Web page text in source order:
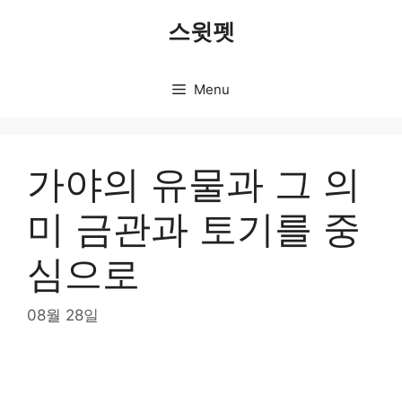
스윗펫
Menu
가야의 유물과 그 의
미 금관과 토기를 중
심으로
08월 28일